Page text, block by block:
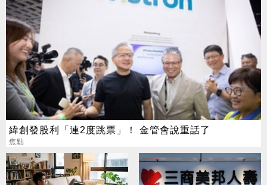
緯創發股利「連2度跳票」！ 金管會說重話了
焦點